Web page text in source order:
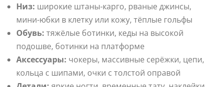
Низ: широкие штаны-карго, рваные джинсы,
мини-юбки в клетку или кожу, тёплые гольфы
Обувь: тяжёлые ботинки, кеды на высокой
подошве, ботинки на платформе
Аксессуары: чокеры, массивные серёжки, цепи,
кольца с шипами, очки с толстой оправой